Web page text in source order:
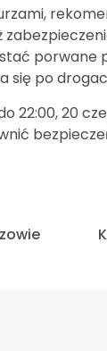
porwane
się po
22:00, 20